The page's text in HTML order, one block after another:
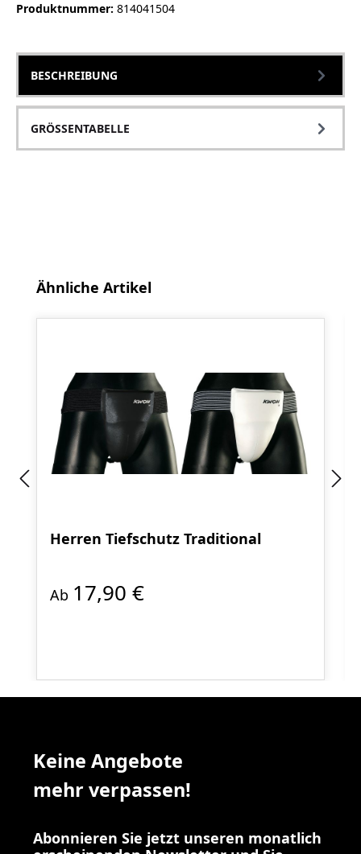
Produktnummer: 814041504
BESCHREIBUNG
GRÖSSENTABELLE
Produktgalerie überspringen
Ähnliche Artikel
Herren Tiefschutz Traditional
Ab 17,90 €
Keine Angebote
mehr verpassen!
Abonnieren Sie jetzt unseren monatlich